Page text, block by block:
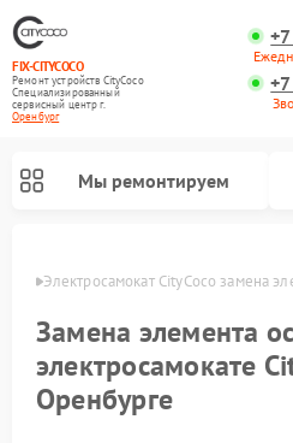
FIX-CITYCOCO
Ремонт устройств CityCoco
Специализированный
cервисный центр г.
Оренбург
Мы ремонтируем
Электросамокат CityCoco замена
Замена элемента
электросамокате
Оренбурге